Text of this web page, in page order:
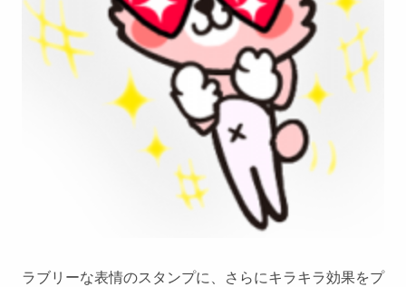
ラブリーな表情のスタンプに、さらにキラキラ効果をプ